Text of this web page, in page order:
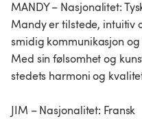
MANDY – Nasjonalitet:
Mandy er tilstede, intuitiv
smidig kommunikasjon
Med sin følsomhet og
stedets harmoni og
JIM – Nasjonalitet: Fransk